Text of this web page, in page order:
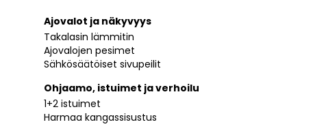
Ajovalot ja näkyvyys
Takalasin lämmitin
Ajovalojen pesimet
Sähkösäätöiset sivupeilit
Ohjaamo, istuimet ja verhoilu
1+2 istuimet
Harmaa kangassisustus